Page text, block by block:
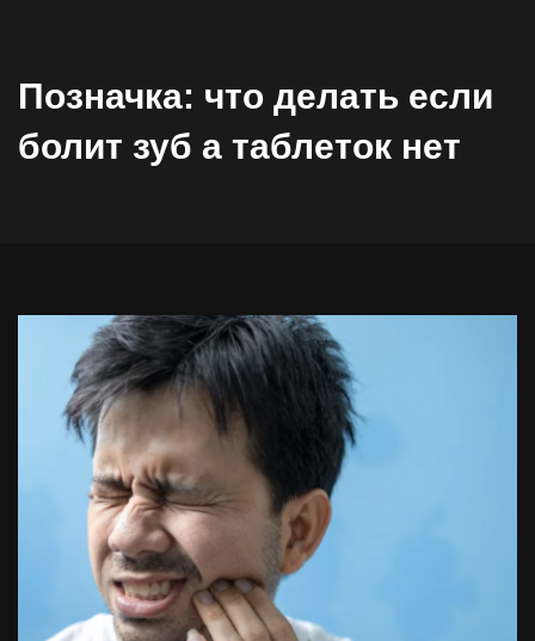
Позначка: что делать если
болит зуб а таблеток нет